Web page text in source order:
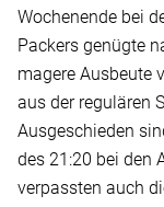
Wochenende bei
Packers genügte
magere Ausbeute
aus der regulären
Ausgeschieden
des 21:20 bei den
verpassten auch